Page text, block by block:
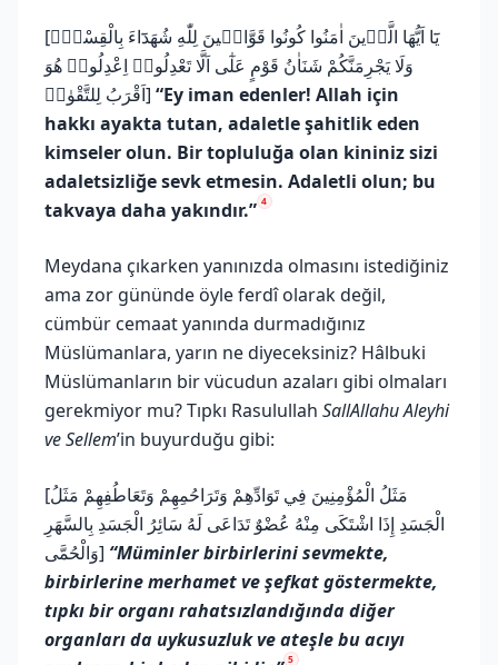
[يَٓا اَيُّهَا الَّذ۪ينَ اٰمَنُوا كُونُوا قَوَّام۪ينَ لِلّٰهِ شُهَدَٓاءَ بِالْقِسْطِۘ
وَلَا يَجْرِمَنَّكُمْ شَنَاٰنُ قَوْمٍ عَلٰٓى اَلَّا تَعْدِلُواۜ اِعْدِلُوا۠ هُوَ
اَقْرَبُ لِلتَّقْوٰىۘ] “Ey iman edenler! Allah için
hakkı ayakta tutan, adaletle şahitlik eden
kimseler olun. Bir topluluğa olan kininiz sizi
adaletsizliğe sevk etmesin. Adaletli olun; bu
takvaya daha yakındır.” 4
Meydana çıkarken yanınızda olmasını istediğiniz
ama zor gününde öyle ferdî olarak değil,
cümbür cemaat yanında durmadığınız
Müslümanlara, yarın ne diyeceksiniz? Hâlbuki
Müslümanların bir vücudun azaları gibi olmaları
gerekmiyor mu? Tıpkı Rasulullah SallAllahu Aleyhi
ve Sellem’in buyurduğu gibi:
[مَثَلُ الْمُؤْمِنِينَ فِي تَوَادِّهِمْ وَتَرَاحُمِهِمْ وَتَعَاطُفِهِمْ مَثَلُ
الْجَسَدِ إِذَا اشْتَكَى مِنْهُ عُضْوٌ تَدَاعَى لَهُ سَائِرُ الْجَسَدِ بِالسَّهَرِ
وَالْحُمَّى] “Müminler birbirlerini sevmekte,
birbirlerine merhamet ve şefkat göstermekte,
tıpkı bir organı rahatsızlandığında diğer
organları da uykusuzluk ve ateşle bu acıyı
5